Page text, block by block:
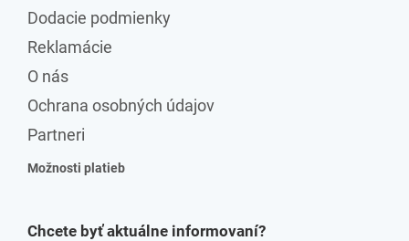
Dodacie podmienky
Reklamácie
O nás
Ochrana osobných údajov
Partneri
Možnosti platieb
Chcete byť aktuálne informovaní?